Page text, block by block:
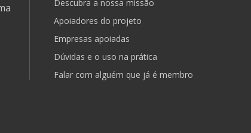
Descubra a nossa missão
Apoiadores do projeto
Empresas apoiadas
Dúvidas e o uso na prática
Falar com alguém que já é membro